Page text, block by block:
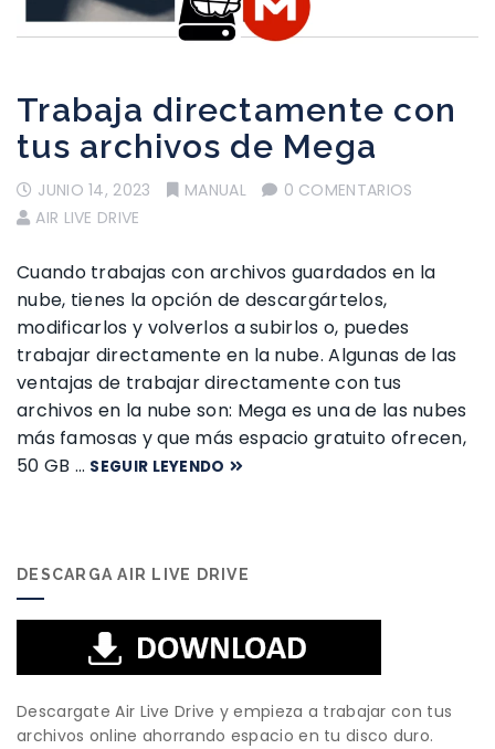
Trabaja directamente con
tus archivos de Mega
JUNIO 14, 2023 MANUAL
0 COMENTARIOS
AIR LIVE DRIVE
Cuando trabajas con archivos guardados en la
nube, tienes la opción de descargártelos,
modificarlos y volverlos a subirlos o, puedes
trabajar directamente en la nube. Algunas de las
ventajas de trabajar directamente con tus
archivos en la nube son: Mega es una de las nubes
más famosas y que más espacio gratuito ofrecen,
50 GB … SEGUIR LEYENDO
DESCARGA AIR LIVE DRIVE
Descargate Air Live Drive y empieza a trabajar con tus
archivos online ahorrando espacio en tu disco duro.